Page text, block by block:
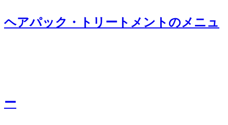
ヘアパック・トリートメント のメニュ
ー